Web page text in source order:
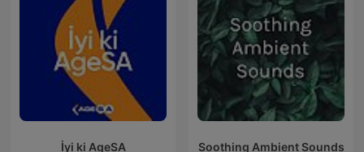
İyi ki AgeSA Soothing Ambient Sounds